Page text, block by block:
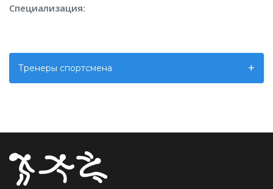
Специализация:
Тренеры спортсмена